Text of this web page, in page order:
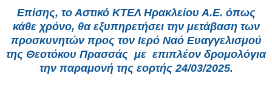
Επίσης, το Αστικό ΚΤΕΛ Ηρακλείου Α.Ε. όπως
κάθε χρόνο, θα εξυπηρετήσει την μετάβαση των
προσκυνητών προς τον Ιερό Ναό Ευαγγελισμού
της Θεοτόκου Πρασσάς με επιπλέον δρομολόγια
την παραμονή της εορτής 24/03/2025.